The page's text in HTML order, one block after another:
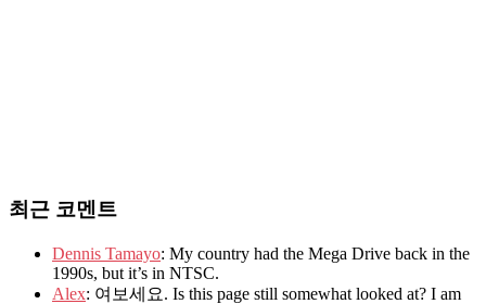
최근 코멘트
Dennis Tamayo: My country had the Mega Drive back in the
1990s, but it’s in NTSC.
Alex: 여보세요. Is this page still somewhat looked at? I am